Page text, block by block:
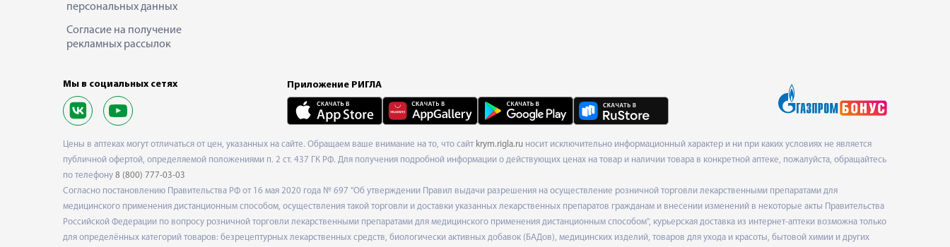
персональных данных
Согласие на получение
рекламных рассылок
Мы в социальных сетях Приложение РИГЛА
Цены в аптеках могут отличаться от цен, указанных на сайте. Обращаем ваше внимание на то, что сайт krym.rigla.ru носит исключительно информационный характер и ни при каких условиях не является
публичной офертой, определяемой положениями п. 2 ст. 437 ГК РФ. Для получения подробной информации о действующих ценах на товар и наличии товара в конкретной аптеке, пожалуйста, обращайтесь
по телефону 8 (800) 777-03-03
Согласно постановлению Правительства РФ от 16 мая 2020 года № 697 "Об утверждении Правил выдачи разрешения на осуществление розничной торговли лекарственными препаратами для
медицинского применения дистанционным способом, осуществления такой торговли и доставки указанных лекарственных препаратов гражданам и внесении изменений в некоторые акты Правительства
Российской Федерации по вопросу розничной торговли лекарственными препаратами для медицинского применения дистанционным способом", курьерская доставка из интернет-аптеки возможна только
для определённых категорий товаров: безрецептурных лекарственных средств, биологически активных добавок (БАДов), медицинских изделий, товаров для ухода и красоты, бытовой химии и других